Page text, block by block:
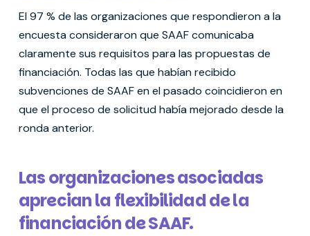
El 97 % de las organizaciones que respondieron a la
encuesta consideraron que SAAF comunicaba
claramente sus requisitos para las propuestas de
financiación. Todas las que habían recibido
subvenciones de SAAF en el pasado coincidieron en
que el proceso de solicitud había mejorado desde la
ronda anterior.
Las organizaciones asociadas
aprecian la flexibilidad de la
financiación de SAAF.